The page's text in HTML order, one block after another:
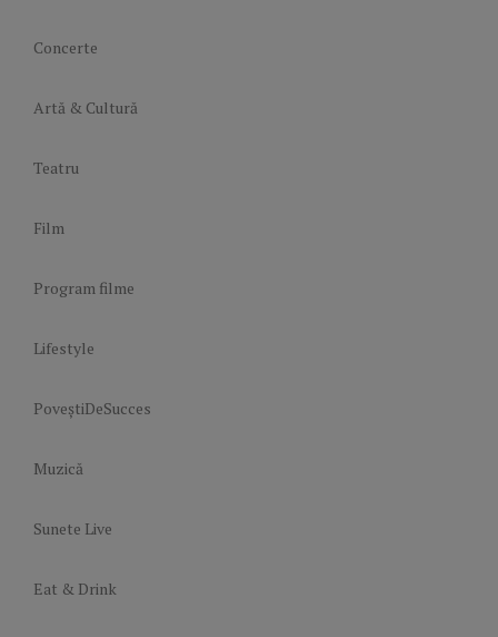
Concerte
Artă & Cultură
Teatru
Film
Program filme
Lifestyle
PoveștiDeSucces
Muzică
Sunete Live
Eat & Drink